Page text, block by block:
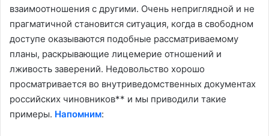
взаимоотношения с другими. Очень неприглядной и не
прагматичной становится ситуация, когда в свободном
доступе оказываются подобные рассматриваемому
планы, раскрывающие лицемерие отношений и
лживость заверений. Недовольство хорошо
просматривается во внутриведомственных документах
российских чиновников** и мы приводили такие
примеры. Напомним: